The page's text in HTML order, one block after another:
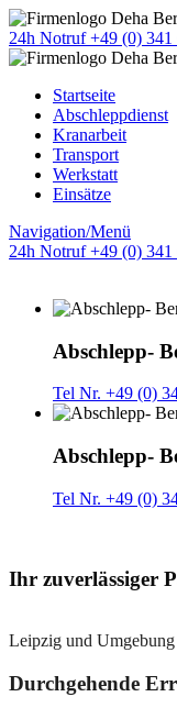
24h Notruf +49 (0) 341
Startseite
Abschleppdienst
Kranarbeit
Transport
Werkstatt
Einsätze
Navigation/Menü
24h Notruf +49 (0) 341
Abschlepp-
Tel Nr. +49 (0)
Abschlepp-
Tel Nr. +49 (0)
Ihr zuverlässiger
Leipzig und Umgebung
Durchgehende